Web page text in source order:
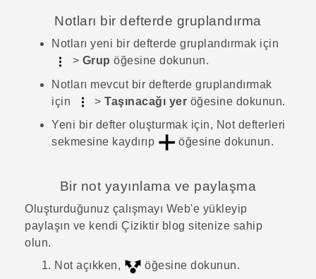
Notları bir defterde gruplandırma
Notları yeni bir defterde gruplandırmak için
> Grup öğesine dokunun.
Notları mevcut bir defterde gruplandırmak
için
> Taşınacağı yer öğesine dokunun.
Yeni bir defter oluşturmak için, Not defterleri
sekmesine kaydırıp
öğesine dokunun.
Bir not yayınlama ve paylaşma
Oluşturduğunuz çalışmayı Web'e yükleyip
paylaşın ve kendi Çiziktir blog sitenize sahip
olun.
Not açıkken,
öğesine dokunun.